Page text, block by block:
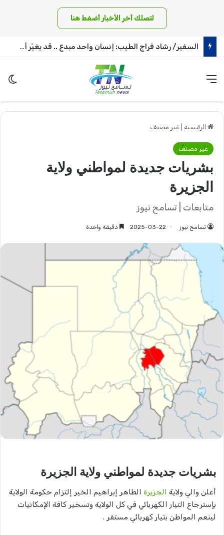
لتصلك أخر الأخبار أضغط هنا
السفير/ رشاد فراج الطيب: إنسان واحد مبدع .. قد يغيّر أمة !
القائمة
الرئيسية غير مصنف
غير مصنف
بشريات جديدة لمواطني ولاية
الجزيرة
متابعات | تسامح نيوز
تسامح نيوز 2025-03-22 دقيقة واحدة
بشريات جديدة لمواطني ولاية الجزيرة
أعلن والي ولاية الجزيرة الطاهر إبراهيم الخير إلتزام حكومة الولاية
بإسترجاع التيار الكهربائي في كل الولاية وتسخير كافة الإمكانيات
لينعم المواطن بتيار كهربائي مستقر .